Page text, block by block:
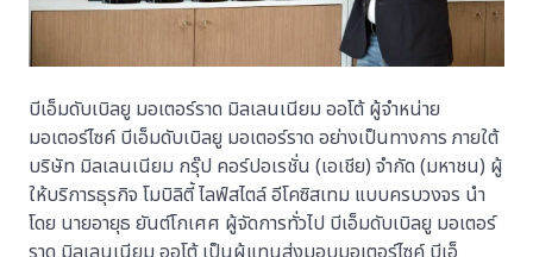
บีเอ็มดับเบิลยู มอเตอร์ราด มิลเลนเนียม ออโต้ ผู้จำหน่าย
มอเตอร์ไซค์ บีเอ็มดับเบิลยู มอเตอร์ราด อย่างเป็นทางการ ภายใต้
บริษัท มิลเลนเนียม กรุ๊ป คอร์ปอเรชั่น (เอเชีย) จำกัด (มหาชน) ผู้
ให้บริการธุรกิจ โมบิลิตี้ ไลฟ์สไตล์ อีโคซิสเทม แบบครบวงจร นำ
โดย นายอายุธ ยันต์โกเศศ ผู้จัดการทั่วไป บีเอ็มดับเบิลยู มอเตอร์